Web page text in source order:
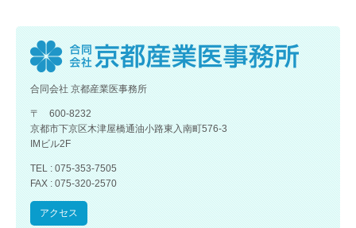
合同会社 京都産業医事務所
〒 600-8232
京都市下京区木津屋橋通油小路東入南町576-3
IMビル2F
TEL : 075-353-7505
FAX : 075-320-2570
アクセス